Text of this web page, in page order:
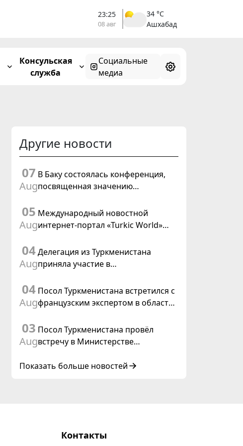
23:25
08 авг
34 °C
Ашхабад
Консульская
служба
Социальные
медиа
Другие новости
07
Aug
В Баку состоялась конференция,
посвященная значению
Маслахаты Туркменистана и
резолюции ООН «Год
05
Aug
Международный новостной
интернет-портал «Turkic World»
подготовки и проведения
заседания Халк Маслахаты
04
Aug
Делегация из Туркменистана
приняла участие в
цифровому коридору CAREC в
Исламабаде
04
Aug
Посол Туркменистана встретился с
французским экспертом в области
03
Aug
Посол Туркменистана провёл
встречу в Министерстве
Показать больше новостей
Контакты